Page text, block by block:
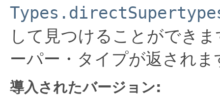
して見つけることができ
ーパー・タイプが返されま
導入されたバージョン: